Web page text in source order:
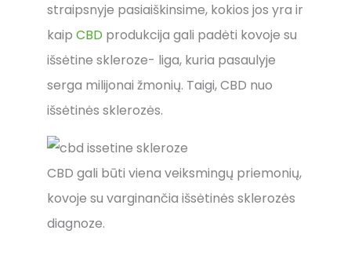
straipsnyje pasiaiškinsime, kokios jos yra ir
kaip CBD produkcija gali padėti kovoje su
išsėtine skleroze- liga, kuria pasaulyje
serga milijonai žmonių. Taigi, CBD nuo
išsėtinės sklerozės.
CBD gali būti viena veiksmingų priemonių,
kovoje su varginančia išsėtinės sklerozės
diagnoze.